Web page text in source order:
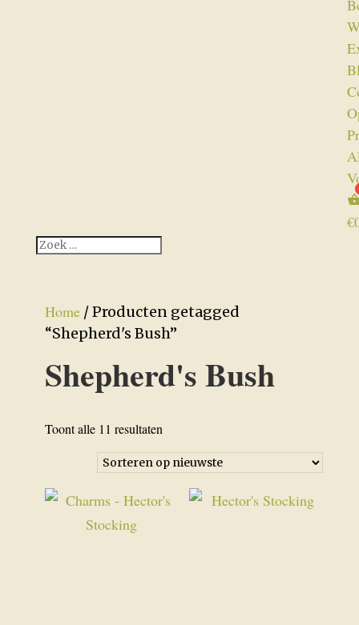
€
Home/ Producten getagged
“Shepherd's Bush”
Shepherd's Bush
Toont alle 11 resultatenGesorteerd
op
nieuwste